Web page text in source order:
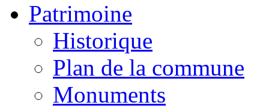
Patrimoine
Historique
Plan de la commune
Monuments